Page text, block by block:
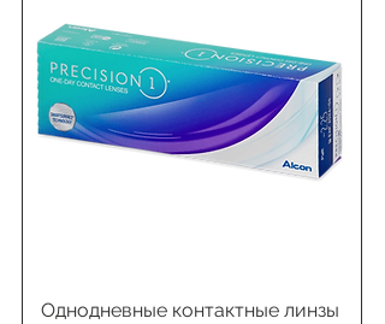
Однодневные контактные линзы